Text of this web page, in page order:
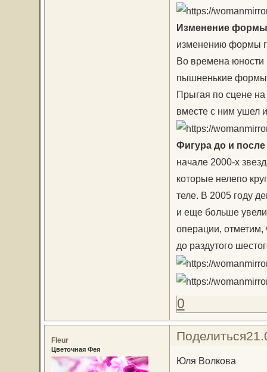
Изменение формы
изменению формы
Во времена юности
пышненькие формы
Прыгая по сцене на
вместе с ним ушел
Фигура до и
начале 2000-х
которые нелепо
теле. В 2005 году
и еще больше
операции, отметим,
до раздутого
0
Поделиться
Fleur
Цветочная Фея
Юля Волкова